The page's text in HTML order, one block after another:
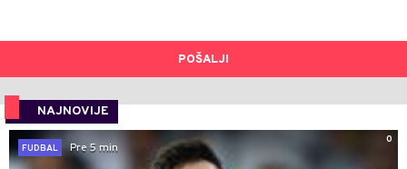
POŠALJI
NAJNOVIJE
0
FUDBAL
Pre 5 min